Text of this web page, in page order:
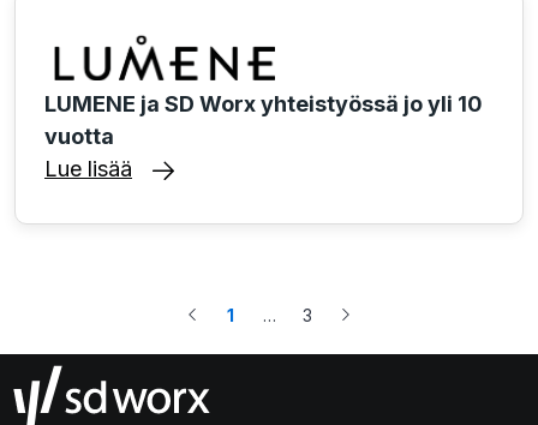
LUMENE ja SD Worx yhteistyössä jo yli 10
vuotta
Lue lisää
1
…
3